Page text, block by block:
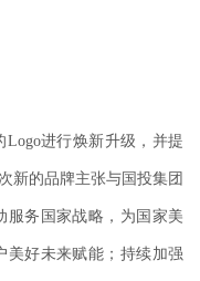
进行焕新升级，并提
新的品牌主张与国投集团
服务国家战略，为国家美
美好未来赋能；持续加强